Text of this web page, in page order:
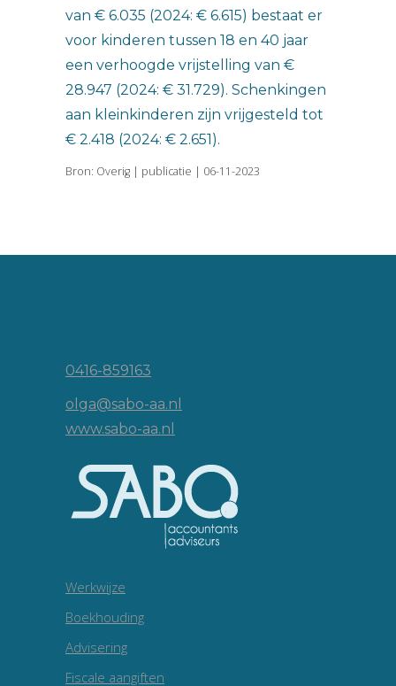
van € 6.035 (2024: € 6.615) bestaat er
voor kinderen tussen 18 en 40 jaar
een verhoogde vrijstelling van €
28.947 (2024: € 31.729). Schenkingen
aan kleinkinderen zijn vrijgesteld tot
€ 2.418 (2024: € 2.651).
Bron: Overig | publicatie | 06-11-2023
0416-859163
olga@sabo-aa.nl
www.sabo-aa.nl
Werkwijze
Boekhouding
Advisering
Fiscale aangiften